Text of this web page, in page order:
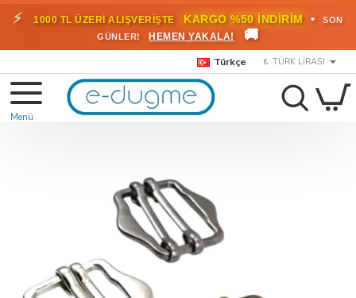
⚡ 1000 TL ÜZERİ ALIŞVERİŞTE KARGO %50 İNDİRİM •
SON
GÜNLER!
HEMEN YAKALA! 🚚
Türkçe ₺ TÜRK LIRASI